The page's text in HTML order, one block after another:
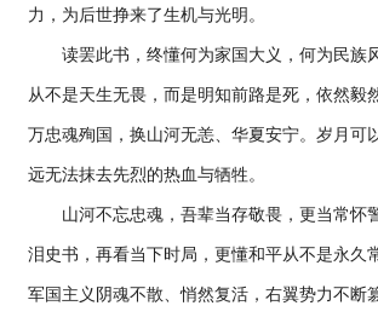
力，为后世挣来了生机与光明。
读罢此书，终懂何为家国大义，何为民族风
从不是天生无畏，而是明知前路是死，依然毅
万忠魂殉国，换山河无恙、华夏安宁。岁月可
远无法抹去先烈的热血与牺牲。
山河不忘忠魂，吾辈当存敬畏，更当常怀
泪史书，再看当下时局，更懂和平从不是永久
军国主义阴魂不散、悄然复活，右翼势力不断